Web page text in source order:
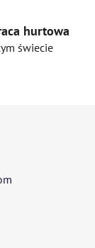
hurtowa
świecie